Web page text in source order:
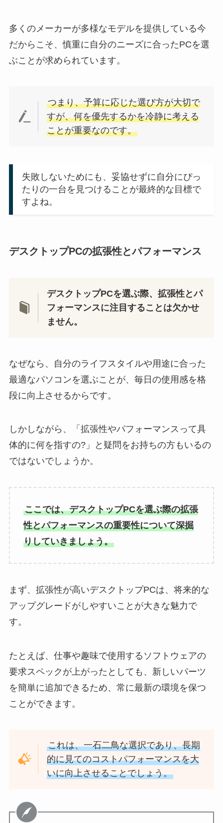
多くのメーカーが多様なモデルを提供している今
だからこそ、慎重に自分のニーズに合ったPCを選
ぶことが求められています。
つまり、予算に応じた選び方が大切で
すが、何を優先するかを冷静に考える
ことが重要なのです。
失敗しないためにも、妥協せずに自分にぴっ
たりの一台を見つけることが最終的な目標で
すよね。
デスクトップPCの拡張性とパフォーマンス
デスクトップPCを選ぶ際、拡張性とパ
フォーマンスに注目することは欠かせ
ません。
なぜなら、自分のライフスタイルや用途に合った
最適なパソコンを選ぶことが、毎日の使用感を格
段に向上させるからです。
しかしながら、「拡張性やパフォーマンスって具
体的に何を指すの?」と疑問をお持ちの方もいるの
ではないでしょうか。
ここでは、デスクトップPCを選ぶ際の拡張
性とパフォーマンスの重要性について深掘
りしていきましょう。
まず、拡張性が高いデスクトップPCは、将来的な
アップグレードがしやすいことが大きな魅力で
す。
たとえば、仕事や趣味で使用するソフトウェアの
要求スペックが上がったとしても、新しいパーツ
を簡単に追加できるため、常に最新の環境を保つ
ことができます。
これは、一石二鳥な選択であり、長期
的に見てのコストパフォーマンスを大
いに向上させることでしょう。